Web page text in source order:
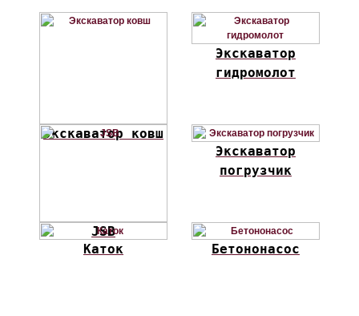
Экскаватор ковш
Экскаватор
гидромолот
JSB
Экскаватор
погрузчик
Каток Бетононасос